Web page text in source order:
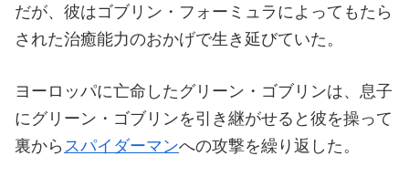
だが、彼はゴブリン・フォーミュラによってもたら
された治癒能力のおかげで生き延びていた。
ヨーロッパに亡命したグリーン・ゴブリンは、息子
にグリーン・ゴブリンを引き継がせると彼を操って
裏から スパイダーマンへの攻撃を繰り返した。